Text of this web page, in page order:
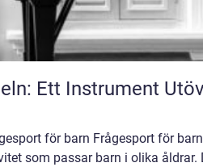
Ett Instrument
för barn Frågesport för
som passar barn i olika åldrar.